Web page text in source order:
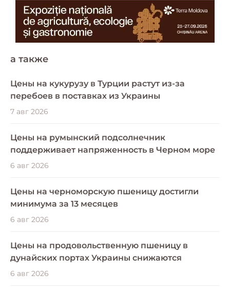
a также
Цены на кукурузу в Турции растут из-за
перебоев в поставках из Украины
7 авг 2026
Цены на румынский подсолнечник
поддерживает напряженность в Черном море
6 авг 2026
Цены на черноморскую пшеницу достигли
минимума за 13 месяцев
6 авг 2026
Цены на продовольственную пшеницу в
дунайских портах Украины снижаются
6 авг 2026